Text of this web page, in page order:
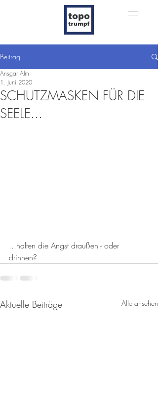
Beitrag
SCHUTZMASKEN FÜR DIE
SEELE...
Ansgar Alm
1. Juni 2020
...halten die Angst draußen - oder
drinnen?
Aktuelle Beiträge Alle ansehen